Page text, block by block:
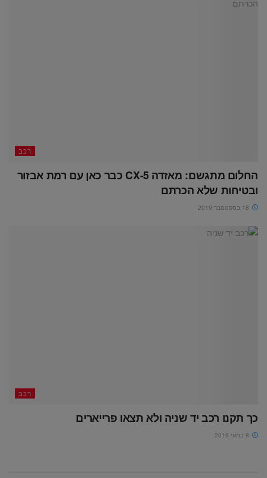
רכב
החלום מתגשם: מאזדה CX-5 כבר כאן עם רמת אבזור
ובטיחות שלא הכרתם
רכב
כך תקנו רכב יד שניה ולא תצאו פרייארים